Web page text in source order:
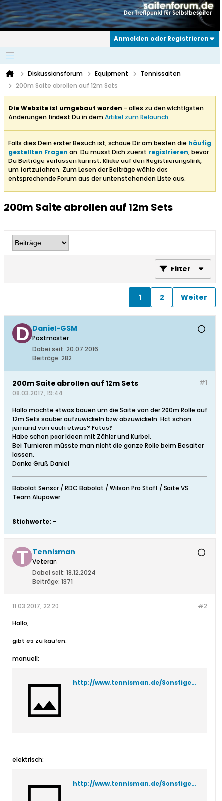
Anmelden oder Registrieren
Diskussionsforum Equipment
Tennissaiten
200m Saite abrollen auf 12m Sets
Die Website ist umgebaut worden - alles zu den wichtigsten
Änderungen findest Du in demArtikel zum Relaunch.
Falls dies Dein erster Besuch ist, schaue Dir am besten die häufig
gestellten Fragen an. Du musst Dich zuerst registrieren, bevor
Du Beiträge verfassen kannst: Klicke auf den Registrierungslink,
um fortzufahren. Zum Lesen der Beiträge wähle das
entsprechende Forum aus der untenstehenden Liste aus.
200m Saite abrollen auf 12m Sets
Filter
1 2 Weiter
Daniel-GSM
Postmaster
Dabei seit: 20.07.2016
Beiträge: 282
#1
200m Saite abrollen auf 12m Sets
08.03.2017, 19:44
Hallo möchte etwas bauen um die Saite von der 200m Rolle auf
12m Sets sauber aufzuwickeln bzw abzuwickeln. Hat schon
jemand von euch etwas? Fotos?
Habe schon paar Ideen mit Zähler und Kurbel.
Bei Turnieren müsste man nicht die ganze Rolle beim Besaiter
lassen.
Danke Gruß Daniel
Babolat Sensor / RDC Babolat / Wilson Pro Staff / Saite VS
Team Alupower
Stichworte: -
Tennisman
Veteran
Dabei seit: 18.12.2024
Beiträge: 1371
#2
11.03.2017, 22:20
Hallo,
gibt es zu kaufen.
manuell:
http://www.tennisman.de/Sonstiges/Saitenspuhlmaschine-manuell.html
elektrisch:
http://www.tennisman.de/Sonstiges/Saitenspuhlmaschine-elektrisch.html